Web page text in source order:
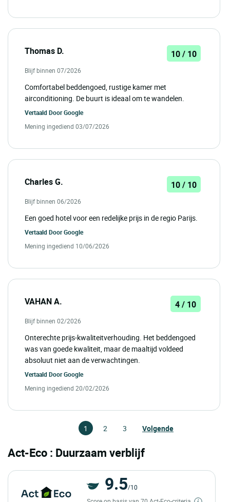
Thomas D. 10 / 10
Blijf binnen 07/2026
Comfortabel beddengoed, rustige kamer met
airconditioning. De buurt is ideaal om te wandelen.
Vertaald DoorGoogle
Mening ingediend 03/07/2026
Charles G. 10 / 10
Blijf binnen 06/2026
Een goed hotel voor een redelijke prijs in de regio Parijs.
Vertaald DoorGoogle
Mening ingediend 10/06/2026
VAHAN A. 4 / 10
Blijf binnen 02/2026
Onterechte prijs-kwaliteitverhouding. Het beddengoed
was van goede kwaliteit, maar de maaltijd voldeed
absoluut niet aan de verwachtingen.
Vertaald DoorGoogle
Mening ingediend 20/02/2026
1 2 3 Volgende
Act-Eco : Duurzaam verblijf
9.5/10